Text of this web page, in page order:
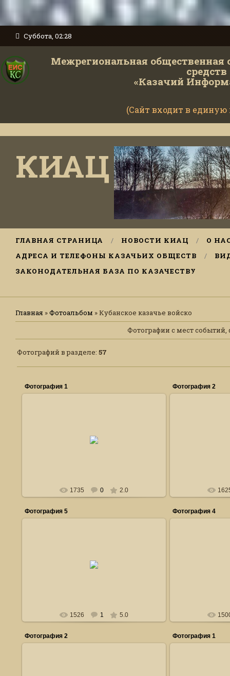
Суббота, 02:28
Межрегиональная общественная
«Казачий
(Сайт входит в
КИАЦ
ГЛАВНАЯ СТРАНИЦА НОВОСТИ КИАЦ
О
АДРЕСА И ТЕЛЕФОНЫ КАЗАЧЬИХ ОБЩЕСТВ
ЗАКОНОДАТЕЛЬНАЯ БАЗА ПО КАЗАЧЕСТВУ
Главная »Фотоальбом » Кубанское казачье войско
Фотографии с мест событий,
Фотографий в разделе: 57
Фотография 1
1735 0 2.0
Фотография 2
Фотография 5
Линейцы песней поздравляют Молодоженов.
1526 1 5.0
Фотография 4
Фотография 2 Фотография 1